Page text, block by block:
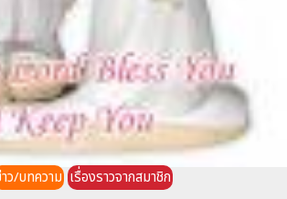
ว/บทความ เรื่องราวจากสมาชิก